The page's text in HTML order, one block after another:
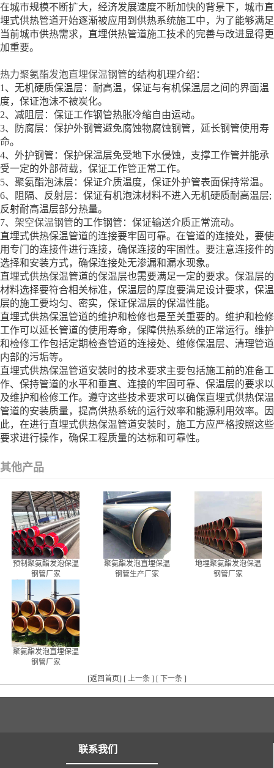
在城市规模不断扩大，经济发展速度不断加快的背景下，城市直
埋式供热管道开始逐渐被应用到供热系统施工中，为了能够满足
当前城市供热需求，直埋供热管道施工技术的完善与改进显得更
加重要。
热力聚氨酯发泡直埋保温钢管的结构机理介绍：
1、无机硬质保温层：耐高温，保证与有机保温层之间的界面温
度，保证泡沫不被炭化。
2、减阻层：保证工作钢管热胀冷缩自由运动。
3、防腐层：保护外钢管避免腐蚀物腐蚀钢管，延长钢管使用寿
命。
4、外护钢管：保护保温层免受地下水侵蚀，支撑工作管并能承
受一定的外部荷载，保证工作管正常工作。
5、聚氨酯泡沫层：保证介质温度，保证外护管表面保持常温。
6、阻隔、反射层：保证有机泡沫材料不进入无机硬质耐高温层;
反射耐高温层部分热量。
7、 架空保温钢管的工作钢管：保证输送介质正常流动。
直埋式供热保温管道的连接要牢固可靠。在管道的连接处，要使
用专门的连接件进行连接，确保连接的牢固性。要注意连接件的
选择和安装方式，确保连接处无渗漏和漏水现象。
直埋式供热保温管道的保温层也需要满足一定的要求。保温层的
材料选择要符合相关标准，保温层的厚度要满足设计要求，保温
层的施工要均匀、密实，保证保温层的保温性能。
直埋式供热保温管道的维护和检修也是至关重要的。维护和检修
工作可以延长管道的使用寿命，保障供热系统的正常运行。维护
和检修工作包括定期检查管道的连接处、维修保温层、清理管道
内部的污垢等。
直埋式供热保温管道安装时的技术要求主要包括施工前的准备工
作、保持管道的水平和垂直、连接的牢固可靠、保温层的要求以
及维护和检修工作。遵守这些技术要求可以确保直埋式供热保温
管道的安装质量，提高供热系统的运行效率和能源利用效率。因
此，在进行直埋式供热保温管道安装时，施工方应严格按照这些
要求进行操作，确保工程质量的达标和可靠性。
其他产品
预制聚氨酯发泡保温
钢管厂家
聚氨酯发泡直埋保温
钢管生产厂家
地埋聚氨酯发泡保温
钢管厂家
聚氨酯发泡直埋保温
钢管厂家
[返回首页] [ 上一条 ] [ 下一条 ]
联系我们